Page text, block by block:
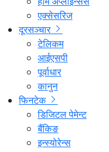
एक्सेसरिज
दूरसञ्चार
टेलिकम
आईएसपी
पूर्वाधार
कानुन
फिनटेक
डिजिटल पेमेन्ट
बैंकिङ
इन्स्योरेन्स